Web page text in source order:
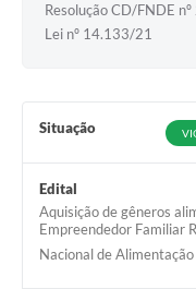
Resolução CD/FNDE
Lei nº 14.133/21
Situação
Edital
Aquisição de gêneros
Empreendedor Familiar
Nacional de